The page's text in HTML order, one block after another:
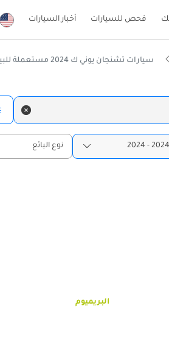
فحص للسيارات أخبار السيارات
سيارات تشنجان يوني ك 2024 مستعملة للبيع في الإمارات
2024 - 2024 نوع البائع
البريميوم